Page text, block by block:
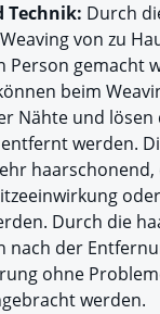
Technik: Durch
von zu
Person gemacht
beim
Nähte und lösen
werden.
haarschonend,
Durch die
nach der
ohne
werden.